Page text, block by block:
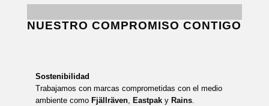
NUESTRO COMPROMISO CONTIGO
Sostenibilidad
Trabajamos con marcas comprometidas con el medio
ambiente como Fjällräven, Eastpak y Rains.